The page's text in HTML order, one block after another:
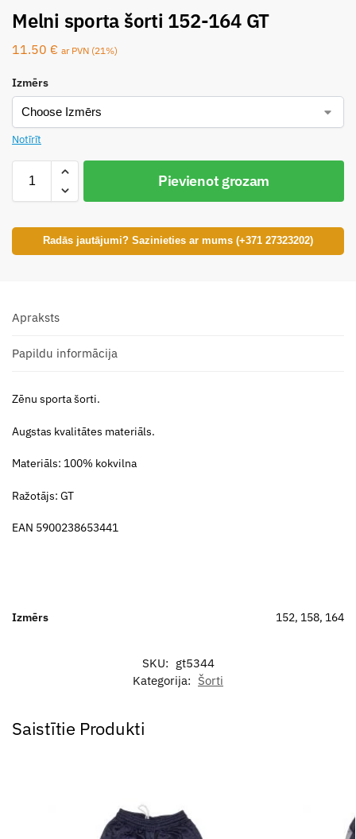
Melni sporta šorti 152-164 GT
11.50 € ar PVN (21%)
Izmērs
Notīrīt
Pievienot grozam
Radās jautājumi? Sazinieties ar mums (+371 27323202)
Apraksts
Papildu informācija
Zēnu sporta šorti.
Augstas kvalitātes materiāls.
Materiāls: 100% kokvilna
Ražotājs: GT
EAN 5900238653441
Izmērs 152, 158, 164
SKU: gt5344
Kategorija: Šorti
Saistītie Produkti